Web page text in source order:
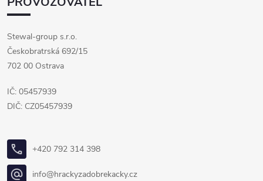
Stewal-group s.r.o.
Českobratrská 692/15
702 00 Ostrava
IČ: 05457939
DIČ: CZ05457939
+420 792 314 398
info@hrackyzadobrekacky.cz